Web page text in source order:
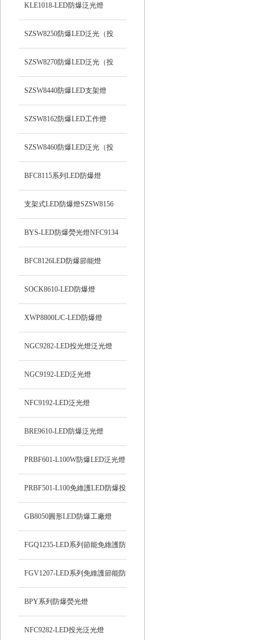
支架式
KLE1018-LED防爆泛光燈
SZSW8250防爆LED泛光（投
光）工作燈
SZSW8270防爆LED泛光（投
光）燈
SZSW8440防爆LED支架燈
SZSW8162防爆LED工作燈
SZSW8460防爆LED泛光（投
光）工作燈
BFC8115系列LED防爆燈
支架式LED防爆燈SZSW8156
BYS-LED防爆熒光燈NFC9134
BFC8126LED防爆節能燈
SOCK8610-LED防爆燈
XWP8800L/C-LED防爆燈
NGC9282-LED投光燈泛光燈
NGC9192-LED泛光燈
NFC9192-LED泛光燈
BRE9610-LED防爆泛光燈
PRBF601-L100W防爆LED泛光燈
PRBF501-L100免維護LED防爆投
光燈
GB8050圓形LED防爆工廠燈
FGQ1235-LED系列節能免維護防
爆投光燈
FGV1207-LED系列免維護節能防
爆燈
BPY系列防爆熒光燈
NFC9282-LED投光泛光燈